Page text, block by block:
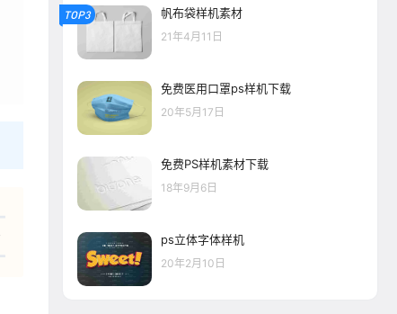
TOP3 帆布袋样机素材
21年4月11日
免费医用口罩ps样机下载
20年5月17日
免费PS样机素材下载
18年9月6日
ps立体字体样机
20年2月10日